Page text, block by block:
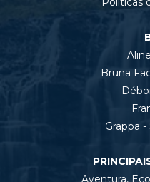
Bruna
Grappa -
Aventura,